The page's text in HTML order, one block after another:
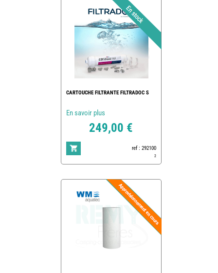
CARTOUCHE FILTRANTE FILTRADOC S
En savoir plus
249,00 €
ref : 292100
2